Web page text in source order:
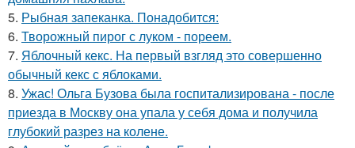
5. Рыбная запеканка. Понадобится:
6. Творожный пирог с луком - пореем.
7. Яблочный кекс. На первый взгляд это совершенно
обычный кекс с яблоками.
8. Ужас! Ольга Бузова была госпитализирована - после
приезда в Москву она упала у себя дома и получила
глубокий разрез на колене.